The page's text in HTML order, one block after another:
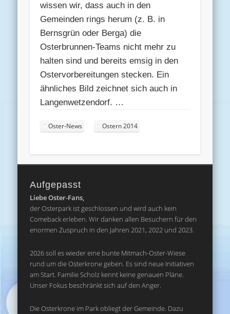
wissen wir, dass auch in den
Gemeinden rings herum (z. B. in
Bernsgrün oder Berga) die
Osterbrunnen-Teams nicht mehr zu
halten sind und bereits emsig in den
Ostervorbereitungen stecken. Ein
ähnliches Bild zeichnet sich auch in
Langenwetzendorf. …
Oster-News Ostern 2014
Aufgepasst
Liebe Oster-Fans,
der Osterpark ist geschlossen und wird auch kein
Comeback erleben. Wir danken allen Besuchern für den
enormen Zuspruch in den Jahren 2021, 2022 und 2023.
2026 soll es wieder eine bunte Mitmach-Oster-Wiese
rund um die Osterkrone geben. Es sind neue Initiativen
am Start. Familie Scholz kennt keine genauen Pläne.
Unser Fokus beschränkt sich auf den Anger.
Die Osterkrone im Park obliegt der Gemeinde. Dazu